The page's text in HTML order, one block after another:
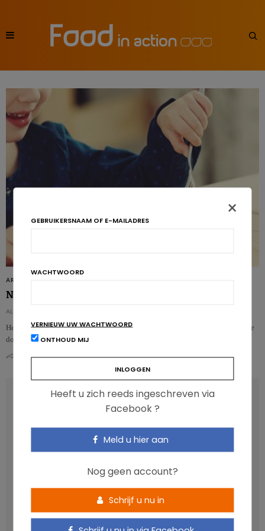
ARTIKELS
Nieuwe claim voor vitamine C
ALEXIA WOLF
Het is bewezen dat vitamine C helpt om de cellen te beschermen tegen schade
door oxidatie, in ieder geval bij volwassenen…
0
RECENT POSTS
Anthocyanen: gunstig voor de cardiometabole
Een gezonde darmmicrobiota is goed, maar wat is dat
eigenlijk?
Vis, verontreinigende stoffen en omega-3: wat zijn de
aanbevelingen?
×
GEBRUIKERSNAAM OF E-MAILADRES
WACHTWOORD
VERNIEUW UW WACHTWOORD
ONTHOUD MIJ
Heeft u zich reeds ingeschreven via
Facebook ?
Meld u hier aan
Nog geen account?
Schrijf u nu in